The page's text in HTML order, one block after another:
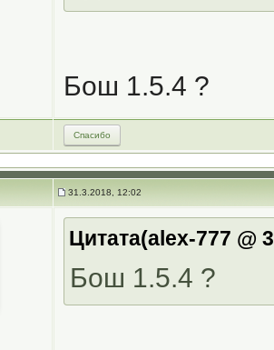
Бош 1.5.4 ?
Спасибо
31.3.2018, 12:02
Цитата(alex-777 @
Бош 1.5.4 ?